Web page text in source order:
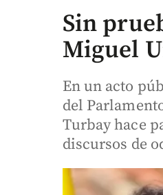
Sin
Miguel
En un acto
del
Turbay hace
discursos de